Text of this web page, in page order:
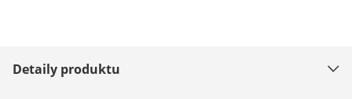
Detaily produktu